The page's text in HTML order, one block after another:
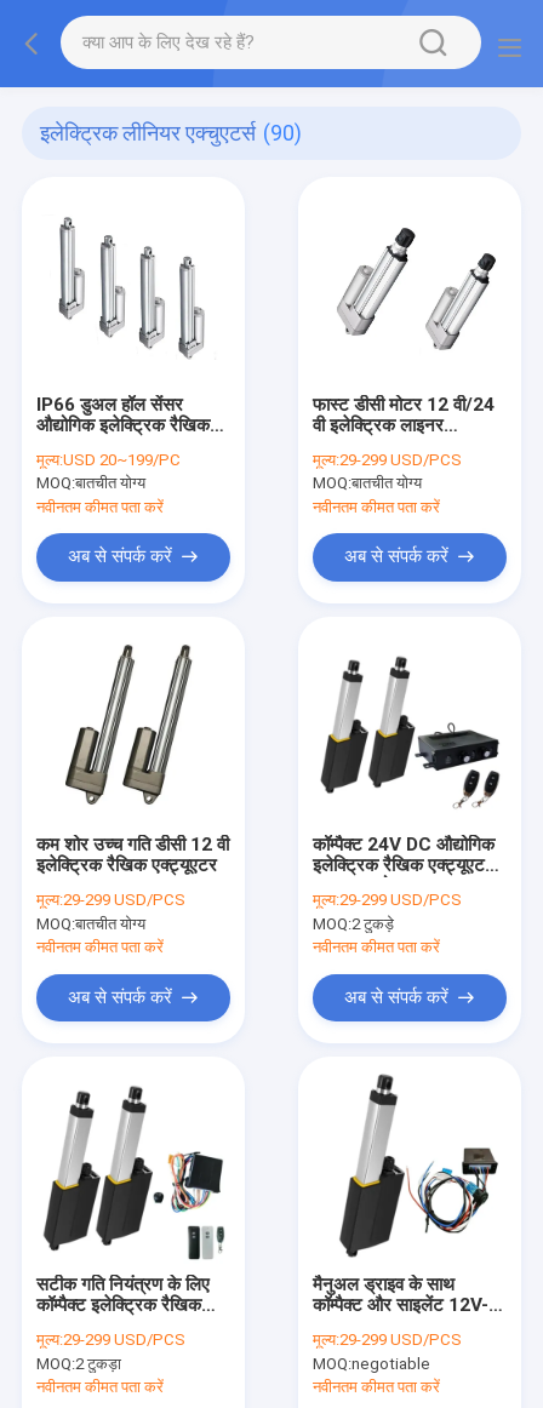
इलेक्ट्रिक लीनियर एक्चुएटर्स (90)
IP66 डुअल हॉल सेंसर
औद्योगिक इलेक्ट्रिक रैखिक
मूल्य:USD 20~199/PC
MOQ:बातचीत योग्य
नवीनतम कीमत पता करें
अब से संपर्क करें
फास्ट डीसी मोटर 12 वी/24
वी इलेक्ट्रिक लाइनर
मूल्य:29-299 USD/PCS
MOQ:बातचीत योग्य
नवीनतम कीमत पता करें
अब से संपर्क करें
कम शोर उच्च गति डीसी 12 वी
इलेक्ट्रिक रैखिक एक्ट्यूएटर
मूल्य:29-299 USD/PCS
MOQ:बातचीत योग्य
नवीनतम कीमत पता करें
अब से संपर्क करें
कॉम्पैक्ट 24V DC औद्योगिक
इलेक्ट्रिक रैखिक एक्ट्यूएटर
IP69
मूल्य:29-299 USD/PCS
MOQ:2 टुकड़े
नवीनतम कीमत पता करें
अब से संपर्क करें
सटीक गति नियंत्रण के लिए
कॉम्पैक्ट इलेक्ट्रिक रैखिक
2000N थ्रस्ट बल
मूल्य:29-299 USD/PCS
MOQ:2 टुकड़ा
नवीनतम कीमत पता करें
मैनुअल ड्राइव के साथ
कॉम्पैक्ट और साइलेंट 12V-
वाटरप्रूफ इलेक्ट्रिक लाइनर
एक्ट्यूएटर
मूल्य:29-299 USD/PCS
MOQ:negotiable
नवीनतम कीमत पता करें